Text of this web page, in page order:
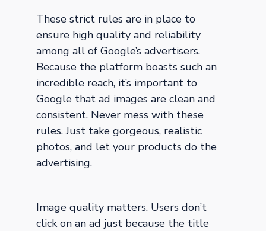
These strict rules are in place to
ensure high quality and reliability
among all of Google’s advertisers.
Because the platform boasts such an
incredible reach, it’s important to
Google that ad images are clean and
consistent. Never mess with these
rules. Just take gorgeous, realistic
photos, and let your products do the
advertising.
Image quality matters. Users don’t
click on an ad just because the title